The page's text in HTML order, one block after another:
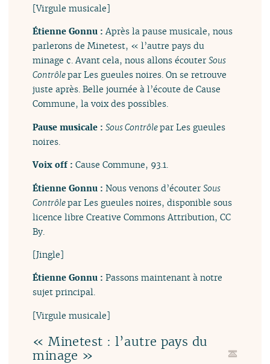
[Virgule musicale]
Étienne Gonnu :Après la pause musicale, nous
parlerons de Minetest, « l’autre pays du
minage ¢. Avant cela, nous allons écouterSous
Contrôlepar Les gueules noires. On se retrouve
juste après. Belle journée à l’écoute de Cause
Commune, la voix des possibles.
Pause musicale :Sous Contrôlepar Les gueules
noires.
Voix off :Cause Commune, 93.1.
Étienne Gonnu :Nous venons d’écouterSous
Contrôlepar Les gueules noires, disponible sous
licence libre Creative Commons Attribution, CC
By.
[Jingle]
Étienne Gonnu :Passons maintenant à notre
sujet principal.
[Virgule musicale]
« Minetest : l’autre pays du
minage »